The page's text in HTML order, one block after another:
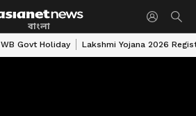
বাংলা
WB Govt Holiday Lakshmi Yojana 2026